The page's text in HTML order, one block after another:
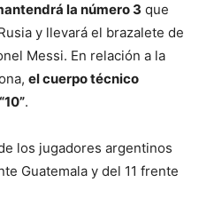
la número 3 que
y llevará el brazalete de
Messi. En relación a la
el cuerpo técnico
.
los jugadores argentinos
Guatemala y del 11 frente